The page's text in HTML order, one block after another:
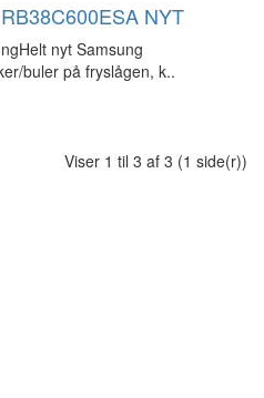
NYT
nyt Samsung
buler på fryslågen, k..
Viser 1 til 3 af 3 (1 side(r))